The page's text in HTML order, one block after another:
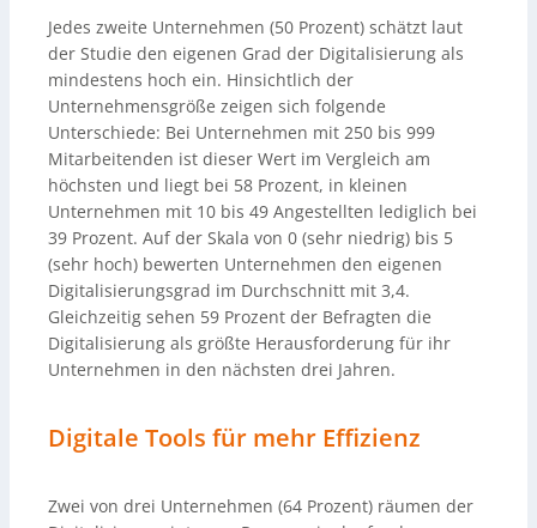
Jedes zweite Unternehmen (50 Prozent) schätzt laut
der Studie den eigenen Grad der Digitalisierung als
mindestens hoch ein. Hinsichtlich der
Unternehmensgröße zeigen sich folgende
Unterschiede: Bei Unternehmen mit 250 bis 999
Mitarbeitenden ist dieser Wert im Vergleich am
höchsten und liegt bei 58 Prozent, in kleinen
Unternehmen mit 10 bis 49 Angestellten lediglich bei
39 Prozent. Auf der Skala von 0 (sehr niedrig) bis 5
(sehr hoch) bewerten Unternehmen den eigenen
Digitalisierungsgrad im Durchschnitt mit 3,4.
Gleichzeitig sehen 59 Prozent der Befragten die
Digitalisierung als größte Herausforderung für ihr
Unternehmen in den nächsten drei Jahren.
Digitale Tools für mehr Effizienz
Zwei von drei Unternehmen (64 Prozent) räumen der